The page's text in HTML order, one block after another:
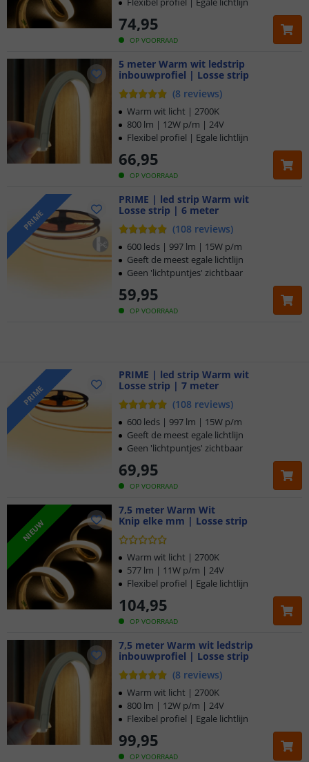
OP VOORRAAD
74,95
5 meter Warm wit ledstrip
inbouwprofiel | Losse strip
(8 reviews)
OP VOORRAAD
66,95
Warm wit licht | 2700K
800 lm | 12W p/m | 24V
Flexibel profiel | Egale lichtlijn
PRIME
PRIME | led strip Warm wit
Losse strip | 6 meter
(108 reviews)
OP VOORRAAD
59,95
600 leds | 997 lm | 15W p/m
Geeft de meest egale lichtlijn
Geen 'lichtpuntjes' zichtbaar
Klantbeoordeling 9.1
Voor 23:45 uur besteld,morgen in huis
5 jaar garantie
Klantbeoordeling 9.1
Voor 23:45 uur besteld,morgen in huis
PRIME
PRIME | led strip Warm wit
Losse strip | 7 meter
(108 reviews)
OP VOORRAAD
69,95
600 leds | 997 lm | 15W p/m
Geeft de meest egale lichtlijn
Geen 'lichtpuntjes' zichtbaar
NIEUW
7,5 meter Warm Wit
Knip elke mm | Losse strip
OP VOORRAAD
104,95
Warm wit licht | 2700K
577 lm | 11W p/m | 24V
Flexibel profiel | Egale lichtlijn
7,5 meter Warm wit ledstrip
inbouwprofiel | Losse strip
(8 reviews)
OP VOORRAAD
99,95
Warm wit licht | 2700K
800 lm | 12W p/m | 24V
Flexibel profiel | Egale lichtlijn